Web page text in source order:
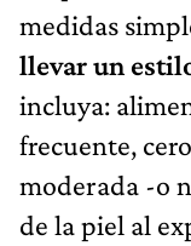
medidas
llevar un
incluya:
frecuente,
moderada -o
de la piel al